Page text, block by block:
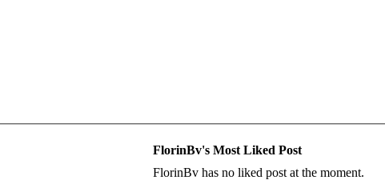
FlorinBv's Most Liked Post
FlorinBv has no liked post at the moment.